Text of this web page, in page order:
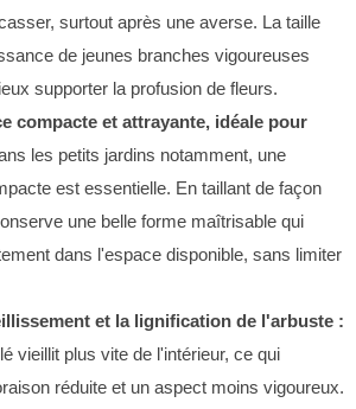
surtout après une averse. La taille
de jeunes branches vigoureuses
supporter la profusion de fleurs.
compacte et attrayante, idéale pour
les petits jardins notamment, une
est essentielle. En taillant de façon
une belle forme maîtrisable qui
dans l'espace disponible, sans limiter
et la lignification de l'arbuste :
vieillit plus vite de l'intérieur, ce qui
réduite et un aspect moins vigoureux.